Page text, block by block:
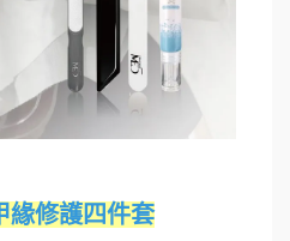
緣修護四件套